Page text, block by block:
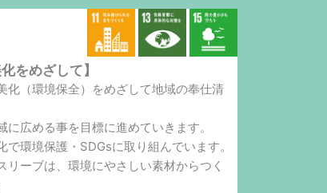
をめざして】
化（環境保全）をめざして地域の奉仕清
広める事を目標に進めていきます。
で環境保護・SDGsに取り組んでいます。
リーブは、環境にやさしい素材からつく